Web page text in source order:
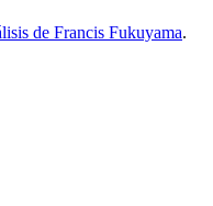
de Francis Fukuyama.